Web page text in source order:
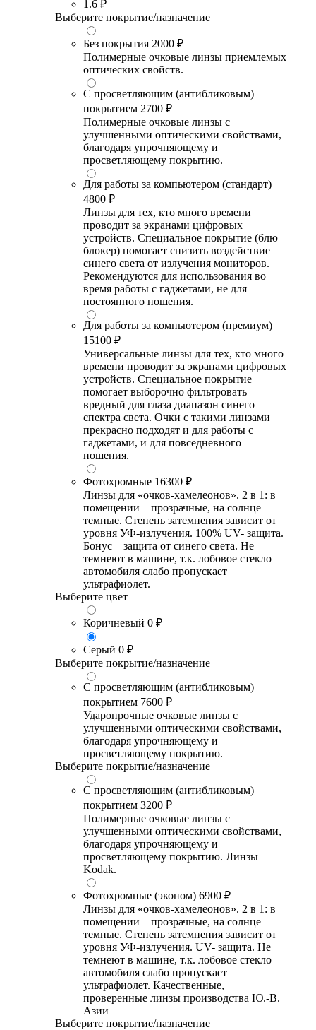
1.6 ₽
Выберите покрытие/назначение
Без покрытия 2000 ₽
Полимерные очковые линзы приемлемых
оптических свойств.
С просветляющим (антибликовым)
покрытием 2700 ₽
Полимерные очковые линзы с
улучшенными оптическими свойствами,
благодаря упрочняющему и
просветляющему покрытию.
Для работы за компьютером (стандарт)
4800 ₽
Линзы для тех, кто много времени
проводит за экранами цифровых
устройств. Специальное покрытие (блю
блокер) помогает снизить воздействие
синего света от излучения мониторов.
Рекомендуются для использования во
время работы с гаджетами, не для
постоянного ношения.
Для работы за компьютером (премиум)
15100 ₽
Универсальные линзы для тех, кто много
времени проводит за экранами цифровых
устройств. Специальное покрытие
помогает выборочно фильтровать
вредный для глаза диапазон синего
спектра света. Очки с такими линзами
прекрасно подходят и для работы с
гаджетами, и для повседневного
ношения.
Фотохромные 16300 ₽
Линзы для «очков-хамелеонов». 2 в 1: в
помещении – прозрачные, на солнце –
темные. Степень затемнения зависит от
уровня УФ-излучения. 100% UV- защита.
Бонус – защита от синего света. Не
темнеют в машине, т.к. лобовое стекло
автомобиля слабо пропускает
ультрафиолет.
Выберите цвет
Коричневый 0 ₽
Серый 0 ₽
Выберите покрытие/назначение
С просветляющим (антибликовым)
покрытием 7600 ₽
Ударопрочные очковые линзы с
улучшенными оптическими свойствами,
благодаря упрочняющему и
просветляющему покрытию.
Выберите покрытие/назначение
С просветляющим (антибликовым)
покрытием 3200 ₽
Полимерные очковые линзы с
улучшенными оптическими свойствами,
благодаря упрочняющему и
просветляющему покрытию. Линзы
Kodak.
Фотохромные (эконом) 6900 ₽
Линзы для «очков-хамелеонов». 2 в 1: в
помещении – прозрачные, на солнце –
темные. Степень затемнения зависит от
уровня УФ-излучения. UV- защита. Не
темнеют в машине, т.к. лобовое стекло
автомобиля слабо пропускает
ультрафиолет. Качественные,
проверенные линзы производства Ю.-В.
Азии
Выберите покрытие/назначение